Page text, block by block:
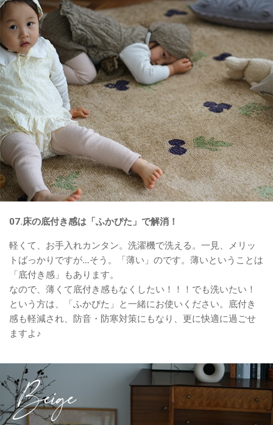
07.床の底付き感は「ふかぴた」で解消！
軽くて、お手入れカンタン。洗濯機で洗える。一見、メリッ
トばっかりですが…そう。「薄い」のです。薄いということは
「底付き感」もあります。
なので、薄くて底付き感もなくしたい！！！でも洗いたい！
という方は、「ふかぴた 」と一緒にお使いください。底付き
感も軽減され、防音・防寒対策にもなり、更に快適に過ごせ
ますよ♪